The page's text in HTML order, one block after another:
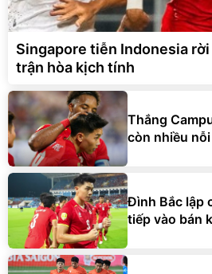
Singapore tiễn Indonesia rời
trận hòa kịch tính
Thắng
còn nhiều
Đình Bắc lập
tiếp vào bán